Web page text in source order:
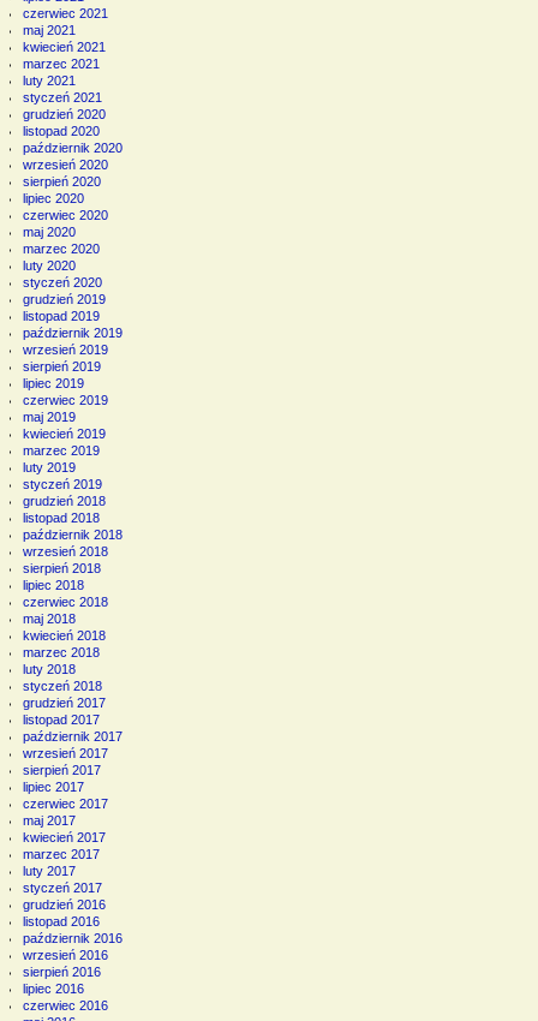
czerwiec 2021
maj 2021
kwiecień 2021
marzec 2021
luty 2021
styczeń 2021
grudzień 2020
listopad 2020
październik 2020
wrzesień 2020
sierpień 2020
lipiec 2020
czerwiec 2020
maj 2020
marzec 2020
luty 2020
styczeń 2020
grudzień 2019
listopad 2019
październik 2019
wrzesień 2019
sierpień 2019
lipiec 2019
czerwiec 2019
maj 2019
kwiecień 2019
marzec 2019
luty 2019
styczeń 2019
grudzień 2018
listopad 2018
październik 2018
wrzesień 2018
sierpień 2018
lipiec 2018
czerwiec 2018
maj 2018
kwiecień 2018
marzec 2018
luty 2018
styczeń 2018
grudzień 2017
listopad 2017
październik 2017
wrzesień 2017
sierpień 2017
lipiec 2017
czerwiec 2017
maj 2017
kwiecień 2017
marzec 2017
luty 2017
styczeń 2017
grudzień 2016
listopad 2016
październik 2016
wrzesień 2016
sierpień 2016
lipiec 2016
czerwiec 2016